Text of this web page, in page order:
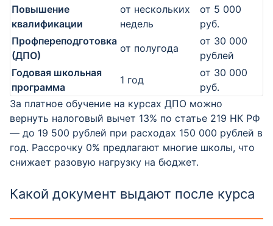
Повышение
квалификации
от нескольких
недель
от 5 000
руб.
Профпереподготовка
(ДПО)
от полугода
от 30 000
рублей
Годовая школьная
программа
1 год
от 30 000
руб.
За платное обучение на курсах ДПО можно
вернуть налоговый вычет 13% по статье 219 НК РФ
— до 19 500 рублей при расходах 150 000 рублей в
год. Рассрочку 0% предлагают многие школы, что
снижает разовую нагрузку на бюджет.
Какой документ выдают после курса